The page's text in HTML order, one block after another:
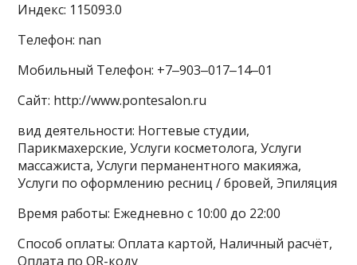
Индекс: 115093.0
Телефон: nan
Мобильный Телефон: +7‒903‒017‒14‒01
Сайт: http://www.pontesalon.ru
вид деятельности: Ногтевые студии,
Парикмахерские, Услуги косметолога, Услуги
массажиста, Услуги перманентного макияжа,
Услуги по оформлению ресниц / бровей, Эпиляция
Время работы: Ежедневно с 10:00 до 22:00
Способ оплаты: Оплата картой, Наличный расчёт,
Оплата по QR-коду